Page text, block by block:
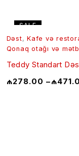
SALE
Dəst, Kafe və
Qonaq otağı və
Teddy Standart
₼278.00 –₼